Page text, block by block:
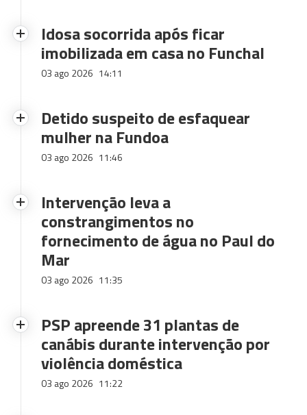
Idosa socorrida após ficar
imobilizada em casa no Funchal
03 ago 2026 14:11
Detido suspeito de esfaquear
mulher na Fundoa
03 ago 2026 11:46
Intervenção leva a
constrangimentos no
fornecimento de água no Paul do
Mar
03 ago 2026 11:35
PSP apreende 31 plantas de
canábis durante intervenção por
violência doméstica
03 ago 2026 11:22